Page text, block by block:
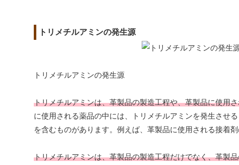
トリメチルアミンの発生源
トリメチルアミンの発生源
トリメチルアミンは、革製品の製造工程や、革製品に使用
に使用される薬品の中には、トリメチルアミンを発生させ
を含むものがあります。例えば、革製品に使用される接着
トリメチルアミンは、革製品の製造工程だけでなく、革製